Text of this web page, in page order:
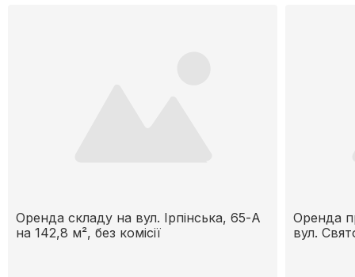
Оренда складу на вул. Ірпінська, 65-А
на 142,8 м², без комісії
Оренда
вул.